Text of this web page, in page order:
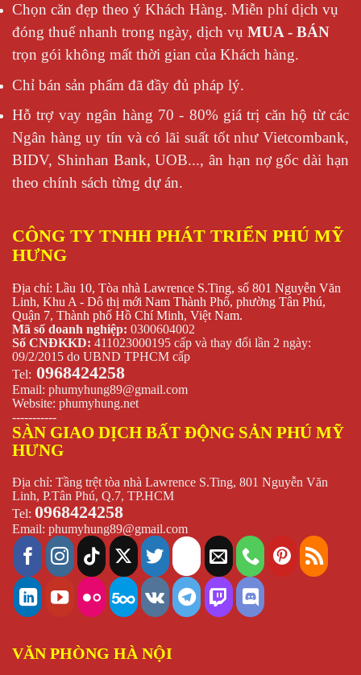
Chọn căn đẹp theo ý Khách Hàng. Miễn phí dịch vụ
đóng thuế nhanh trong ngày, dịch vụ MUA - BÁN
trọn gói không mất thời gian của Khách hàng.
Chỉ bán sản phẩm đã đầy đủ pháp lý.
Hỗ trợ vay ngân hàng 70 - 80% giá trị căn hộ từ các
Ngân hàng uy tín và có lãi suất tốt như Vietcombank,
BIDV, Shinhan Bank, UOB..., ân hạn nợ gốc dài hạn
theo chính sách từng dự án.
CÔNG TY TNHH PHÁT TRIỂN PHÚ MỸ
HƯNG
Địa chỉ: Lầu 10, Tòa nhà Lawrence S.Ting, số 801 Nguyễn Văn
Linh, Khu A - Dô thị mới Nam Thành Phố, phường Tân Phú,
Quận 7, Thành phố Hồ Chí Minh, Việt Nam.
Mã số doanh nghiệp: 0300604002
Số CNĐKKD: 411023000195 cấp và thay đổi lần 2 ngày:
09/2/2015 do UBND TPHCM cấp
Tel: 0968424258
Email: phumyhung89@gmail.com
Website: phumyhung.net
-----------
SÀN GIAO DỊCH BẤT ĐỘNG SẢN PHÚ MỸ
HƯNG
Địa chỉ: Tầng trệt tòa nhà Lawrence S.Ting, 801 Nguyễn Văn
Linh, P.Tân Phú, Q.7, TP.HCM
Tel: 0968424258
Email: phumyhung89@gmail.com
VĂN PHÒNG HÀ NỘI